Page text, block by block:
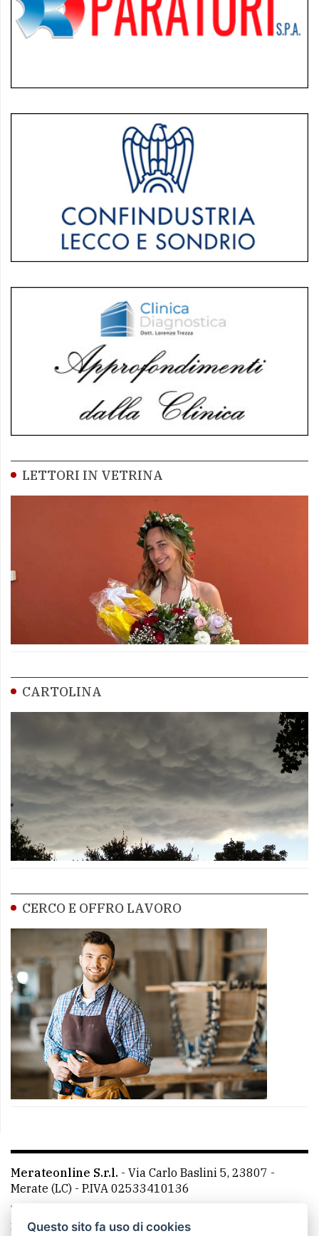
LETTORI IN VETRINA
CARTOLINA
CERCO E OFFRO LAVORO
Merateonline S.r.l. - Via Carlo Baslini 5, 23807 -
Merate (LC) - P.IVA 02533410136
Telefono:
mail: redazione@merateonline.it
Questo sito fa uso di cookies